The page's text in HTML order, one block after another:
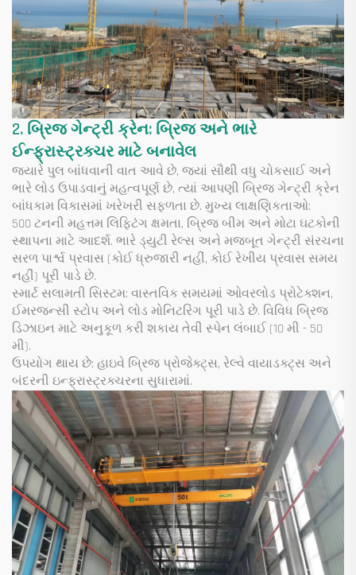
2. બ્રિજ ગેન્ટ્રી ક્રેન: બ્રિજ અને ભારે
ઈન્ફ્રાસ્ટ્રક્ચર માટે બનાવેલ
જ્યારે પુલ બાંધવાની વાત આવે છે, જ્યાં સૌથી વધુ ચોકસાઈ અને
ભારે લોડ ઉપાડવાનું મહત્વપૂર્ણ છે, ત્યાં આપણી બ્રિજ ગેન્ટ્રી ક્રેન
બાંધકામ વિકાસમાં ખરેખરી સફળતા છે. મુખ્ય લાક્ષણિકતાઓ:
500 ટનની મહત્તમ લિફ્ટિંગ ક્ષમતા, બ્રિજ બીમ અને મોટા ઘટકોની
સ્થાપના માટે આદર્શ. ભારે ડ્યુટી રેલ્સ અને મજબૂત ગેન્ટ્રી સંરચના
સરળ પાર્શ્વ પ્રવાસ (કોઈ ધ્રુજારી નહીં, કોઈ રેખીય પ્રવાસ સમય
નહીં) પૂરી પાડે છે.
સ્માર્ટ સલામતી સિસ્ટમ: વાસ્તવિક સમયમાં ઓવરલોડ પ્રોટેક્શન,
ઈમરજન્સી સ્ટોપ અને લોડ મોનિટરિંગ પૂરી પાડે છે. વિવિધ બ્રિજ
ડિઝાઇન માટે અનુકૂળ કરી શકાય તેવી સ્પેન લંબાઈ (10 મી - 50
મી).
ઉપયોગ થાય છે: હાઇવે બ્રિજ પ્રોજેક્ટ્સ, રેલ્વે વાયાડક્ટ્સ અને
બંદરની ઇન્ફ્રાસ્ટ્રક્ચરના સુધારામાં.